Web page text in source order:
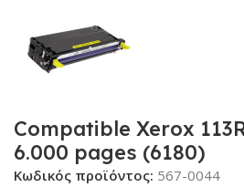
Compatible Xerox
6.000 pages (6180)
Κωδικός προϊόντος: 567-0044